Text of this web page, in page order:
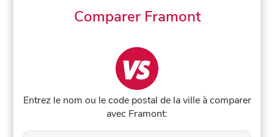
Comparer Framont
Entrez le nom ou le code postal de la ville à comparer
avec Framont: